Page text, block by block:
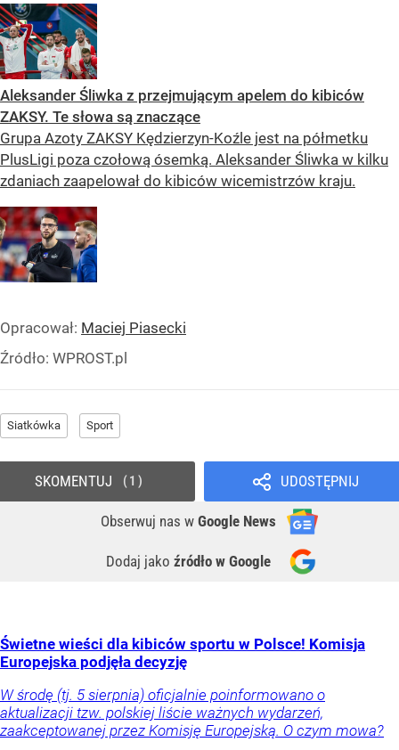
Aleksander Śliwka z przejmującym apelem do kibiców
ZAKSY. Te słowa są znaczące
Grupa Azoty ZAKSY Kędzierzyn-Koźle jest na półmetku
PlusLigi poza czołową ósemką. Aleksander Śliwka w kilku
zdaniach zaapelował do kibiców wicemistrzów kraju.
Opracował: Maciej Piasecki
Źródło: WPROST.pl
Siatkówka Sport
UDOSTĘPNIJ
Obserwuj nas w Google News
Dodaj jako źródło w Google
SKOMENTUJ 1
Świetne wieści dla kibiców sportu w Polsce! Komisja
Europejska podjęła decyzję
W środę (tj. 5 sierpnia) oficjalnie poinformowano o
aktualizacji tzw. polskiej liście ważnych wydarzeń,
zaakceptowanej przez Komisję Europejską. O czym mowa?